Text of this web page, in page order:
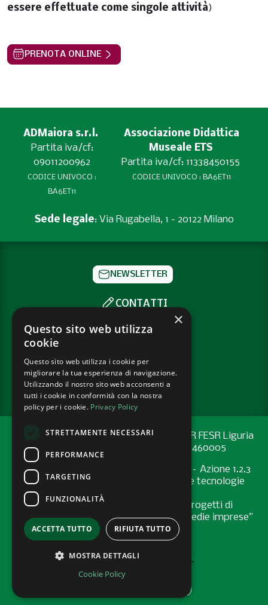
essere effettuate come singole attività)
PRENOTA ONLINE
ADMaiora s.r.l.
Partita iva/cf:
09011200962
CODICE UNIVOCO :
BA6ET11
Associazione Didattica
Museale ETS
Partita iva/cf: 11338450155
CODICE UNIVOCO : BA6ET11
Sede legale: Via Rugabella, 1 - 20122 Milano
NEWSLETTER
CONTATTI
SOCIAL
PRIVACY POLICY
COOKIE POLICY
Progetto cofinanziato con risorse del PR FESR Liguria
2021-2027 codice CUP: G44E24001460005
Programma Regionale FESR 2021-2027 – Azione 1.2.3
"Sostenere l’introduzione di pratiche e tecnologie
digitali nelle imprese
Bando “Supporto allo sviluppo di progetti di
digitalizzazione nelle micro, piccole e medie imprese”
- Anno 2024
×
Questo sito web utilizza
cookie
Questo sito web utilizza i cookie per
migliorare la tua esperienza di navigazione.
Utilizzando il nostro sito web acconsenti a
tutti i cookie in conformità con la nostra
policy per i cookie. Privacy Policy
STRETTAMENTE NECESSARI
PERFORMANCE
TARGETING
FUNZIONALITÀ
ACCETTA TUTTO RIFIUTA TUTTO
MOSTRA DETTAGLI
Cookie Policy